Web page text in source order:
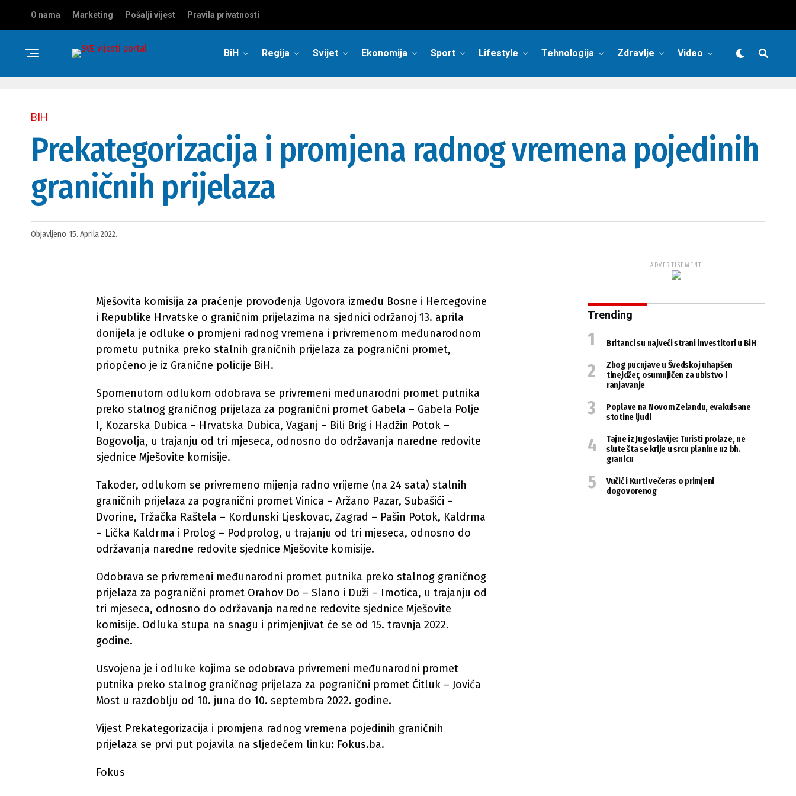
O nama Marketing Pošalji vijest Pravila privatnosti
BiH Regija Svijet Ekonomija Sport Lifestyle Tehnologija Zdravlje Video
BIH
Prekategorizacija i promjena radnog vremena pojedinih
graničnih prijelaza
Objavljeno 15. Aprila 2022.
Mješovita komisija za praćenje provođenja Ugovora između Bosne i Hercegovine
i Republike Hrvatske o graničnim prijelazima na sjednici održanoj 13. aprila
donijela je odluke o promjeni radnog vremena i privremenom međunarodnom
prometu putnika preko stalnih graničnih prijelaza za pogranični promet,
priopćeno je iz Granične policije BiH.
Spomenutom odlukom odobrava se privremeni međunarodni promet putnika
preko stalnog graničnog prijelaza za pogranični promet Gabela – Gabela Polje
I, Kozarska Dubica – Hrvatska Dubica, Vaganj – Bili Brig i Hadžin Potok –
Bogovolja, u trajanju od tri mjeseca, odnosno do održavanja naredne redovite
sjednice Mješovite komisije.
Također, odlukom se privremeno mijenja radno vrijeme (na 24 sata) stalnih
graničnih prijelaza za pogranični promet Vinica – Aržano Pazar, Subašići –
Dvorine, Tržačka Raštela – Kordunski Ljeskovac, Zagrad – Pašin Potok, Kaldrma
– Lička Kaldrma i Prolog – Podprolog, u trajanju od tri mjeseca, odnosno do
održavanja naredne redovite sjednice Mješovite komisije.
Odobrava se privremeni međunarodni promet putnika preko stalnog graničnog
prijelaza za pogranični promet Orahov Do – Slano i Duži – Imotica, u trajanju od
tri mjeseca, odnosno do održavanja naredne redovite sjednice Mješovite
komisije. Odluka stupa na snagu i primjenjivat će se od 15. travnja 2022.
godine.
Usvojena je i odluke kojima se odobrava privremeni međunarodni promet
putnika preko stalnog graničnog prijelaza za pogranični promet Čitluk – Jovića
Most u razdoblju od 10. juna do 10. septembra 2022. godine.
Vijest Prekategorizacija i promjena radnog vremena pojedinih graničnih
prijelaza se prvi put pojavila na sljedećem linku: Fokus.ba.
Fokus
ADVERTISEMENT
Trending
Britanci su najveći strani investitori u BiH
Zbog pucnjave u Švedskoj uhapšen
tinejdžer, osumnjičen za ubistvo i
ranjavanje
Poplave na Novom Zelandu, evakuisane
stotine ljudi
Tajne iz Jugoslavije: Turisti prolaze, ne
slute šta se krije u srcu planine uz bh.
granicu
Vučić i Kurti večeras o primjeni
dogovorenog